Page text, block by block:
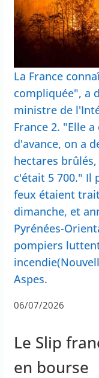
La France
compliquée", a
ministre de
France 2. "Elle
d'avance, on a
hectares
c'était 5 700." Il
feux étaient
dimanche, et
Pyrénées-
pompiers
Aspes.
06/07/2026
Le Slip
en bourse